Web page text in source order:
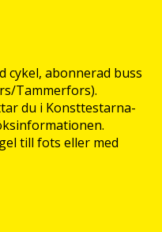
cykel, abonnerad buss
Tammerfors).
du i Konsttestarna-
till fots eller med